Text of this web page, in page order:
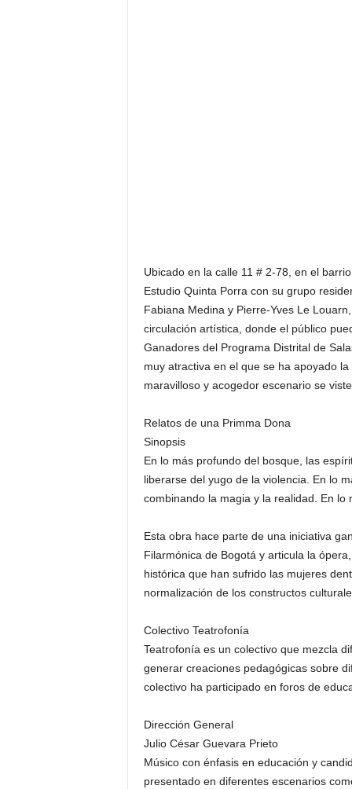
Ubicado en la calle 11 # 2-78, en el
Estudio Quinta Porra con su grupo
Fabiana Medina y Pierre-Yves Le
circulación artística, donde el público
Ganadores del Programa Distrital de
muy atractiva en el que se ha apoyado
maravilloso y acogedor escenario se
Relatos de una Primma Dona
Sinopsis
En lo más profundo del bosque, las
liberarse del yugo de la violencia. En lo
combinando la magia y la realidad. En lo
Esta obra hace parte de una iniciativa
Filarmónica de Bogotá y articula la
histórica que han sufrido las mujeres
normalización de los constructos
Colectivo Teatrofonía
Teatrofonía es un colectivo que mezcla
generar creaciones pedagógicas sobre
colectivo ha participado en foros de
Dirección General
Julio César Guevara Prieto
Músico con énfasis en educación y
presentado en diferentes escenarios